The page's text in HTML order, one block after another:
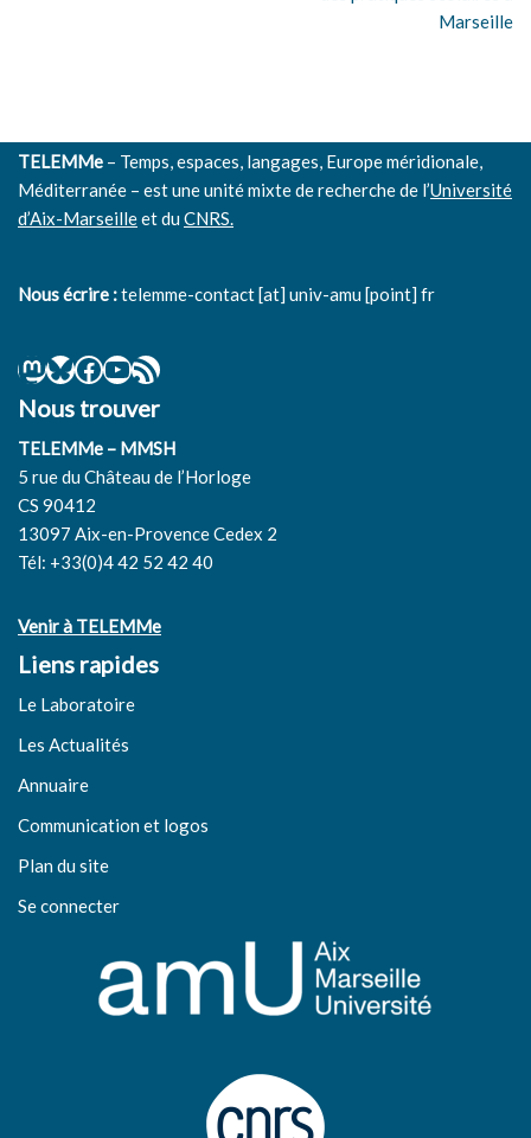
Marseille
TELEMMe – Temps, espaces, langages, Europe méridionale,
Méditerranée – est une unité mixte de recherche de l’Université
d’Aix-Marseilleet duCNRS.
Nous écrire :telemme-contact [at] univ-amu [point] fr
Nous trouver
TELEMMe – MMSH
5 rue du Château de l’Horloge
CS 90412
13097 Aix-en-Provence Cedex 2
Tél: +33(0)4 42 52 42 40
Venir à TELEMMe
Liens rapides
Le Laboratoire
Les Actualités
Annuaire
Communication et logos
Plan du site
Se connecter